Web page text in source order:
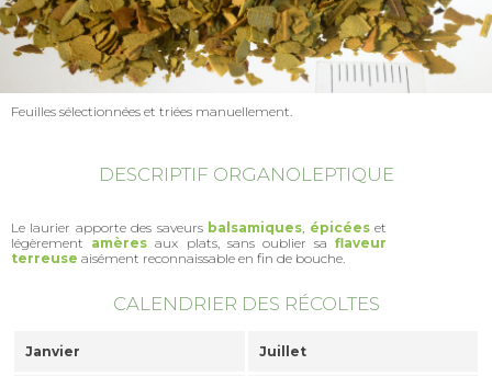
Feuilles sélectionnées et triées manuellement.
DESCRIPTIF ORGANOLEPTIQUE
Le laurier apporte des saveurs balsamiques, épicées et
légèrement amères aux plats, sans oublier saflaveur
terreuse aisément reconnaissable en fin de bouche.
CALENDRIER DES RÉCOLTES
Janvier Juillet